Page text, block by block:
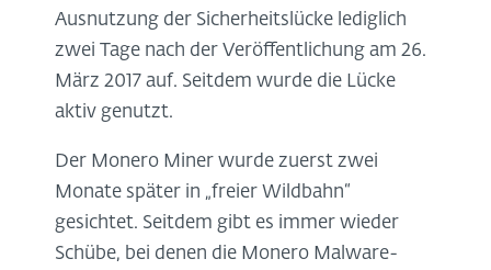
Ausnutzung der Sicherheitslücke lediglich
zwei Tage nach der Veröffentlichung am 26.
März 2017 auf. Seitdem wurde die Lücke
aktiv genutzt.
Der Monero Miner wurde zuerst zwei
Monate später in „freier Wildbahn“
gesichtet. Seitdem gibt es immer wieder
Schübe, bei denen die Monero Malware-